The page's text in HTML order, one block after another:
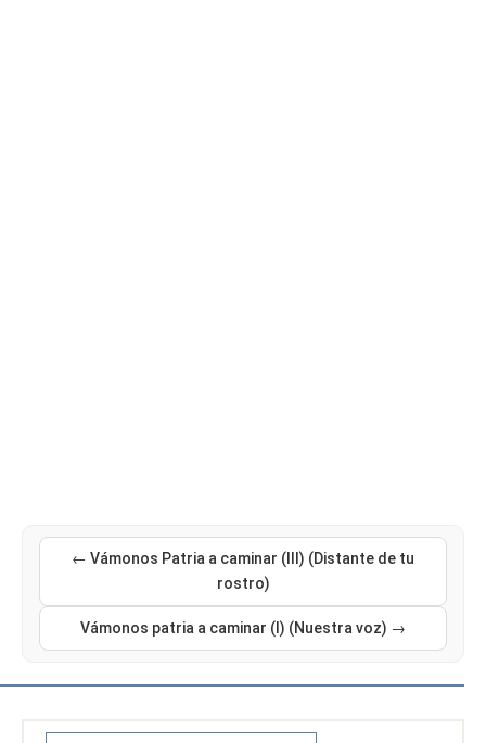
← Vámonos Patria a caminar (III) (Distante de tu
rostro)
Vámonos patria a caminar (I) (Nuestra voz) →